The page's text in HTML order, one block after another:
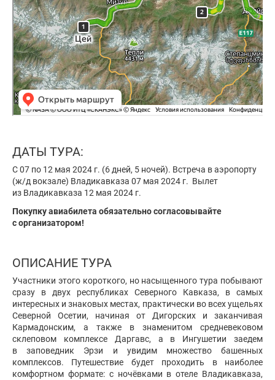
ДАТЫ ТУРА:
С 07 по 12 мая 2024 г. (6 дней, 5 ночей). Встреча в аэропорту
(ж/д вокзале) Владикавказа 07 мая 2024 г. Вылет
из Владикавказа 12 мая 2024 г.
Покупку авиабилета обязательно согласовывайте
с организатором!
ОПИСАНИЕ ТУРА
Участники этого короткого, но насыщенного тура побывают
сразу в двух республиках Северного Кавказа, в самых
интересных и знаковых местах, практически во всех ущельях
Северной Осетии, начиная от Дигорских и заканчивая
Кармадонским, а также в знаменитом средневековом
склеповом комплексе Даргавс, а в Ингушетии заедем
в заповедник Эрзи и увидим множество башенных
комплексов. Путешествие будет проходить в наиболее
комфортном формате: с ночёвками в отеле Владикавказа,